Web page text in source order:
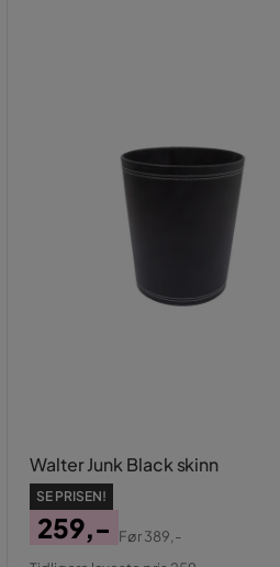
Walter Junk Black skinn
SE PRISEN!
Pris
259,-
Original
Før389,-